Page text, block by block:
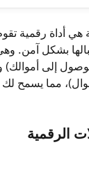
أداة رقمية
بشكل آمن.
إلى أموالك)
مما يسمح لك
الرقمية